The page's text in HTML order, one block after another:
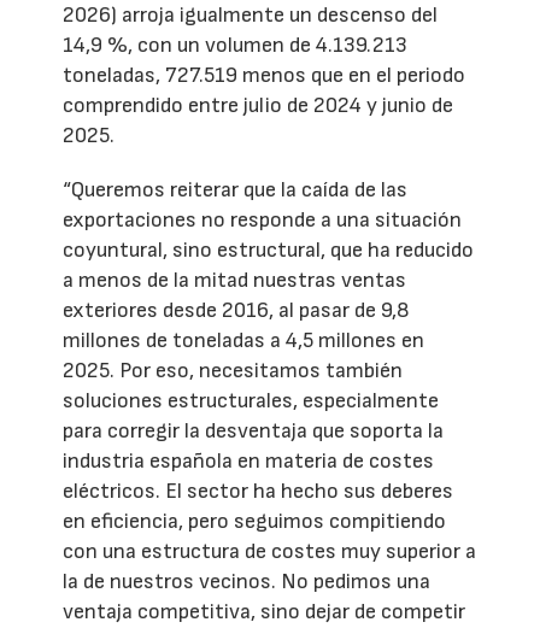
2026) arroja igualmente un descenso del
14,9 %, con un volumen de 4.139.213
toneladas, 727.519 menos que en el periodo
comprendido entre julio de 2024 y junio de
2025.
“Queremos reiterar que la caída de las
exportaciones no responde a una situación
coyuntural, sino estructural, que ha reducido
a menos de la mitad nuestras ventas
exteriores desde 2016, al pasar de 9,8
millones de toneladas a 4,5 millones en
2025. Por eso, necesitamos también
soluciones estructurales, especialmente
para corregir la desventaja que soporta la
industria española en materia de costes
eléctricos. El sector ha hecho sus deberes
en eficiencia, pero seguimos compitiendo
con una estructura de costes muy superior a
la de nuestros vecinos. No pedimos una
ventaja competitiva, sino dejar de competir